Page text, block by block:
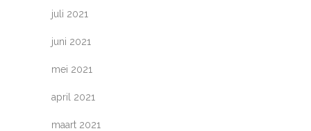
juli 2021
juni 2021
mei 2021
april 2021
maart 2021